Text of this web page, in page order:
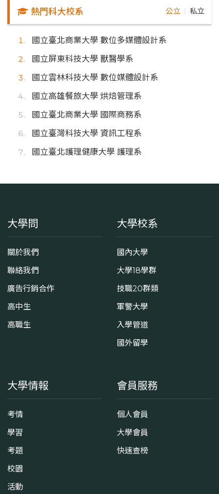
熱門科大校系 公立 ｜ 私立
國立臺北商業大學 數位多媒體設計系
國立屏東科技大學 獸醫學系
國立雲林科技大學 數位媒體設計系
國立高雄餐旅大學 烘焙管理系
國立臺北商業大學 國際商務系
國立臺灣科技大學 資訊工程系
國立臺北護理健康大學 護理系
大學問
關於我們
聯絡我們
廣告行銷合作
高中生
高職生
大學校系
國內大學
大學18學群
技職20群類
軍警大學
入學管道
國外留學
大學情報
考情
學習
考題
校園
活動
會員服務
個人會員
大學會員
快速查榜